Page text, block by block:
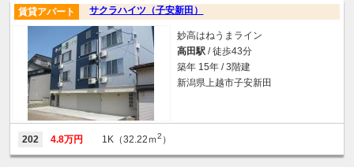
サクラハイツ（子安新田）
賃貸アパート
妙高はねうまライン
高田駅 / 徒歩43分
築年 15年 / 3階建
新潟県上越市子安新田
202 4.8万円 1K（32.22ｍ2 ）